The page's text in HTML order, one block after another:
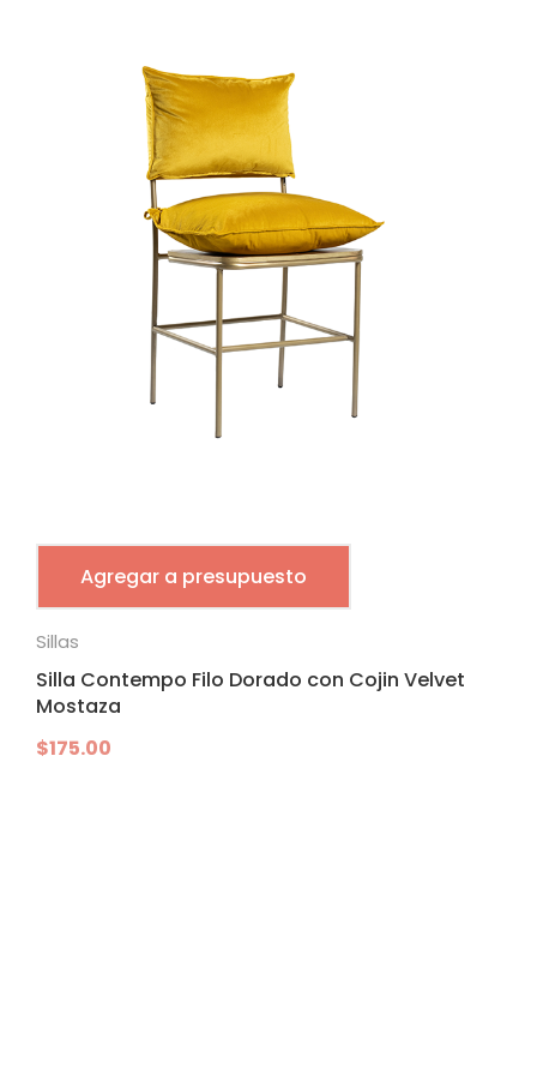
Agregar a presupuesto
Sillas
Silla Contempo Filo Dorado con Cojin Velvet
Mostaza
$175.00